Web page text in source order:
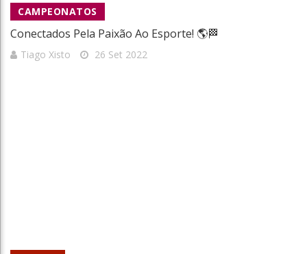
CAMPEONATOS
Conectados Pela Paixão Ao Esporte! 🌎🏁
Tiago Xisto 26 Set 2022